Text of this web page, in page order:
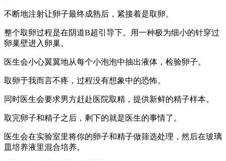
不断地注射让卵子最终成熟后，紧接着是取卵。
整个取卵过程是在阴道B超引导下。用一种极为细小的针穿过
卵巢壁进入卵巢。
医生会小心翼翼地从每个小泡泡中抽出液体，检验卵子。
取卵于我而言不疼，过程没有想象中的恐怖。
同时医生会要求男方赶赴医院取精，提供新鲜的精子样本。
取完卵子和精子之后，剩下的就是医生的事情了。
医生会在实验室里将你的卵子和精子做筛选处理，然后在玻璃
皿培养液里混合培养。